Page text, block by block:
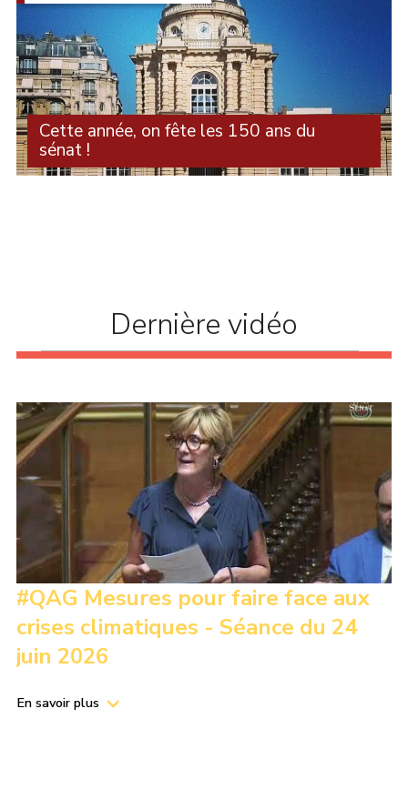
Cette année, on fête les 150 ans du
sénat !
L’année 2025 marque les 150 ans du Sénat républicain
Dernière vidéo
#QAG Mesures pour faire face aux
crises climatiques - Séance du 24
juin 2026
En savoir plus